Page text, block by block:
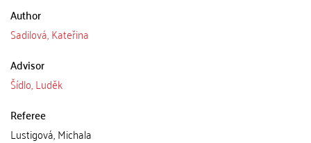
Author
Sadilová, Kateřina
Advisor
Šídlo, Luděk
Referee
Lustigová, Michala